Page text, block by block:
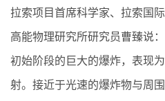
拉索项目首席科学家、拉索国
高能物理研究所研究员曹臻说
初始阶段的巨大的爆炸，表现
射。接近于光速的爆炸物与周